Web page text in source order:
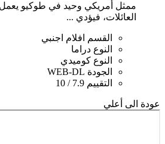
ممثل أمريكي وحيد في طوكيو يعمل
العائلات، فيؤدي ...
القسم
افلام اجنبي
النوع دراما
النوع كوميدي
الجودة WEB-DL
التقييم 7.9 / 10
عودة الى أعلي